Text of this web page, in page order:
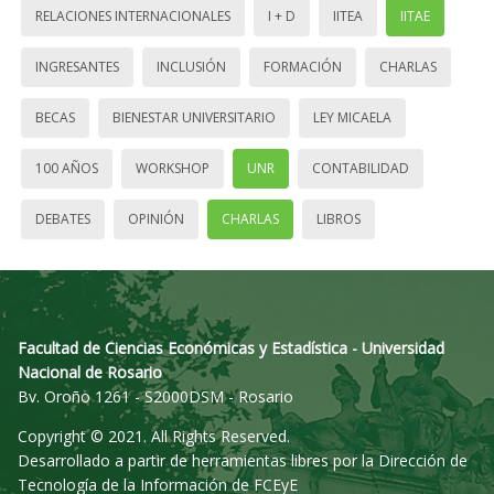
RELACIONES INTERNACIONALES I + D IITEA IITAE
INGRESANTES INCLUSIÓN FORMACIÓN CHARLAS
BECAS BIENESTAR UNIVERSITARIO LEY MICAELA
100 AÑOS WORKSHOP UNR CONTABILIDAD
DEBATES OPINIÓN CHARLAS LIBROS
Facultad de Ciencias Económicas y Estadística - Universidad
Nacional de Rosario
Bv. Oroño 1261 - S2000DSM - Rosario
Copyright © 2021. All Rights Reserved.
Desarrollado a partir de herramientas libres por la Dirección de
Tecnología de la Información de FCEyE